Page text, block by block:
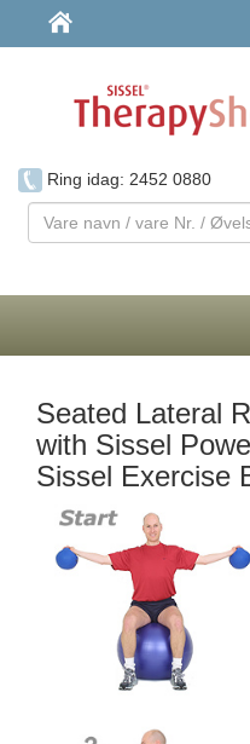
Ring idag: 2452 0880
Vare
navn
vare
Seated Lateral
with Sissel
Sissel Exercise